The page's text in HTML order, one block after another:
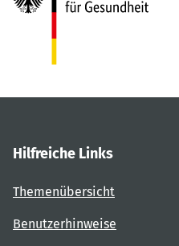
Hilfreiche Links
Themenübersicht
Benutzerhinweise